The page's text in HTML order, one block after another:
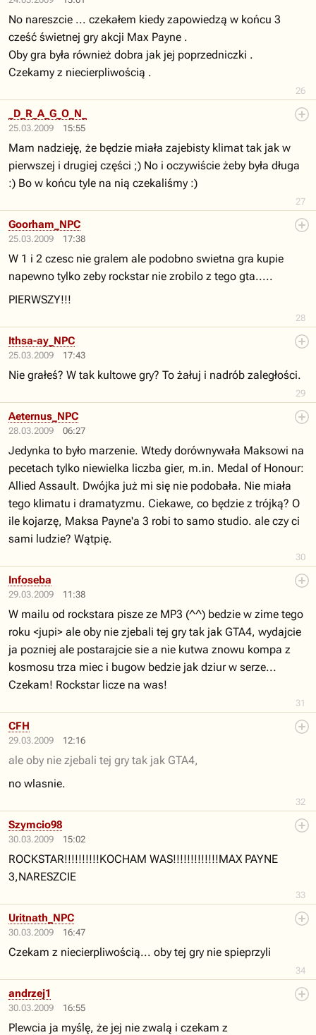
26
No nareszcie ... czekałem kiedy zapowiedzą w końcu 3
cześć świetnej gry akcji Max Payne .
Oby gra była również dobra jak jej poprzedniczki .
Czekamy z niecierpliwością .
25.03.2009 15:55
27
_D_R_A_G_O_N_
Mam nadzieję, że będzie miała zajebisty klimat tak jak w
pierwszej i drugiej części ;) No i oczywiście żeby była długa
:) Bo w końcu tyle na nią czekaliśmy :)
25.03.2009 17:38
28
Goorham_NPC
W 1 i 2 czesc nie gralem ale podobno swietna gra kupie
napewno tylko zeby rockstar nie zrobilo z tego gta.....
PIERWSZY!!!
25.03.2009 17:43
29
Ithsa-ay_NPC
Nie grałeś? W tak kultowe gry? To żałuj i nadrób zaległości.
28.03.2009 06:27
30
Aeternus_NPC
Jedynka to było marzenie. Wtedy dorównywała Maksowi na
pecetach tylko niewielka liczba gier, m.in. Medal of Honour:
Allied Assault. Dwójka już mi się nie podobała. Nie miała
tego klimatu i dramatyzmu. Ciekawe, co będzie z trójką? O
ile kojarzę, Maksa Payne'a 3 robi to samo studio. ale czy ci
sami ludzie? Wątpię.
29.03.2009 11:38
31
Infoseba
W mailu od rockstara pisze ze MP3 (^^) bedzie w zime tego
roku <jupi> ale oby nie zjebali tej gry tak jak GTA4, wydajcie
ja pozniej ale postarajcie sie a nie kutwa znowu kompa z
kosmosu trza miec i bugow bedzie jak dziur w serze...
Czekam! Rockstar licze na was!
29.03.2009 12:16
32
CFH
ale oby nie zjebali tej gry tak jak GTA4,
no wlasnie.
30.03.2009 15:02
33
Szymcio98
ROCKSTAR!!!!!!!!!!KOCHAM WAS!!!!!!!!!!!!!MAX PAYNE
3,NARESZCIE
30.03.2009 16:47
34
Uritnath_NPC
Czekam z niecierpliwością... oby tej gry nie spieprzyli
30.03.2009 16:55
andrzej1
Plewcia ja myślę, że jej nie zwalą i czekam z